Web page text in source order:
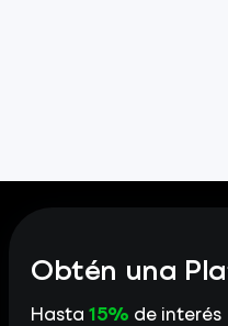
Obtén una
Hasta 15% de interés